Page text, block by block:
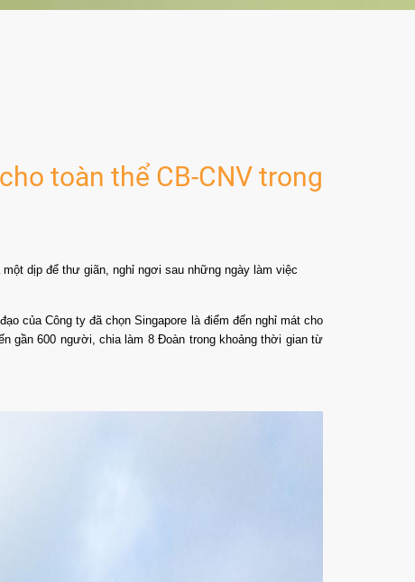
toàn thể CB-CNV trong
dịp để thư giãn, nghỉ ngơi sau những ngày làm việc
của Công ty đã chọn Singapore là điểm đến nghỉ mát cho
gần 600 người, chia làm 8 Đoàn trong khoảng thời gian từ